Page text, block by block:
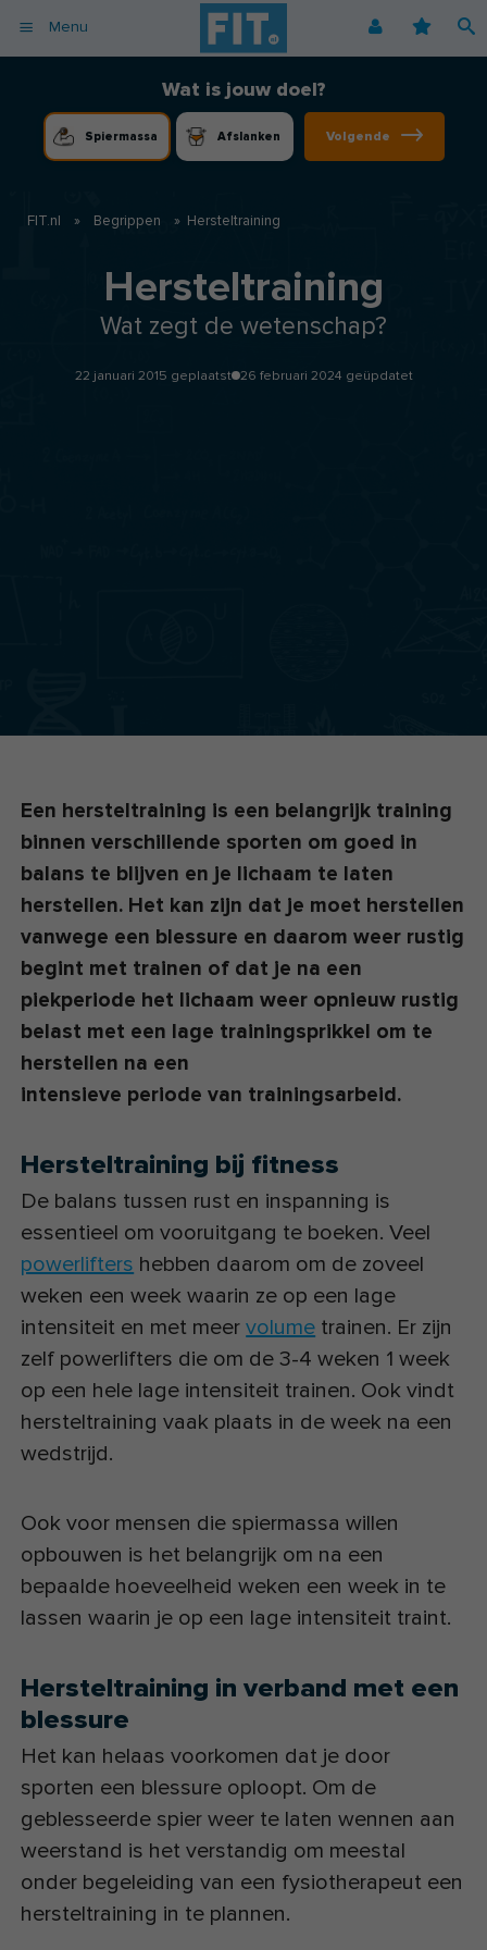
Menu
Cardio
Herstel
Mindset
Voedingssupplementen
Voedingsschema
Fitnessschema
Podcast voor professionals
Vegetarische recepten
Vegan recepten
Coaching
Vacatures
Nieuwsbrief
Wat is jouw doel?
Spiermassa Afslanken Volgende
FIT.nl » Begrippen » Hersteltraining
Hersteltraining
Wat zegt de wetenschap?
22 januari 2015 geplaatst 26 februari 2024 geüpdatet
Een hersteltraining is een belangrijk training
binnen verschillende sporten om goed in
balans te blijven en je lichaam te laten
herstellen. Het kan zijn dat je moet herstellen
vanwege een blessure en daarom weer rustig
begint met trainen of dat je na een
piekperiode het lichaam weer opnieuw rustig
belast met een lage trainingsprikkel om te
herstellen na een
intensieve periode van trainingsarbeid.
Hersteltraining bij fitness
De balans tussen rust en inspanning is
essentieel om vooruitgang te boeken. Veel
powerlifters hebben daarom om de zoveel
weken een week waarin ze op een lage
intensiteit en met meervolume trainen. Er zijn
zelf powerlifters die om de 3-4 weken 1 week
op een hele lage intensiteit trainen. Ook vindt
hersteltraining vaak plaats in de week na een
wedstrijd.
Ook voor mensen die spiermassa willen
opbouwen is het belangrijk om na een
bepaalde hoeveelheid weken een week in te
lassen waarin je op een lage intensiteit traint.
Hersteltraining in verband met een
blessure
Het kan helaas voorkomen dat je door
sporten een blessure oploopt. Om de
geblesseerde spier weer te laten wennen aan
weerstand is het verstandig om meestal
onder begeleiding van een fysiotherapeut een
hersteltraining in te plannen.